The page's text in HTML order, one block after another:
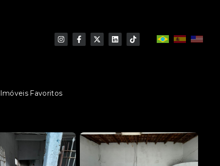
Imóveis Favoritos